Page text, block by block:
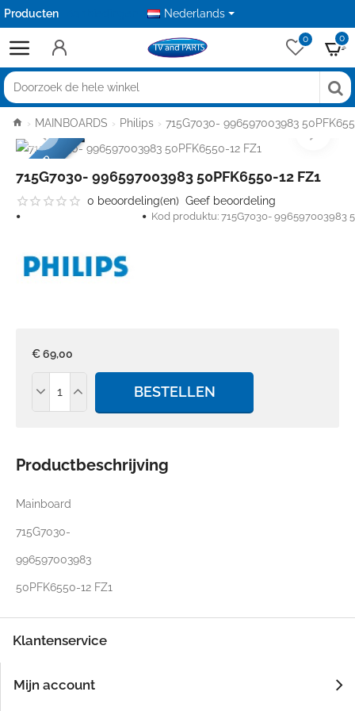
Producten Nederlands
0 0
Doorzoek
winkel
home
MAINBOARDS Philips 715G7030- 996597003983
USED
715G7030- 996597003983 50PFK6550-12 FZ1
Kod produktu: 715G7030- 996597003983
0 beoordeling(en) Geef beoordeling
€ 69,00
BESTELLEN
Productbeschrijving
Mainboard
715G7030-
996597003983
50PFK6550-12 FZ1
Klantenservice
Mijn account